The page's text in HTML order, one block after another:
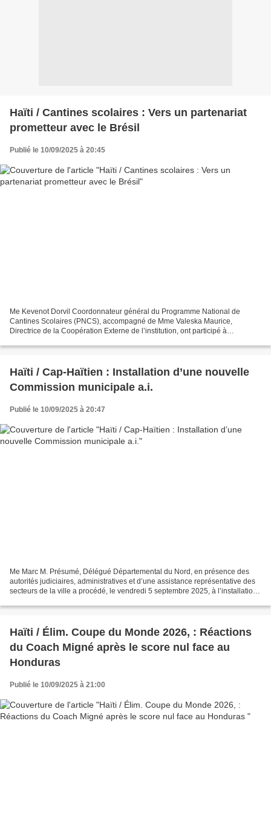
Haïti / Cantines scolaires : Vers un partenariat
prometteur avec le Brésil
Publié le 10/09/2025 à 20:45
Me Kevenot Dorvil Coordonnateur général du Programme National de
Cantines Scolaires (PNCS), accompagné de Mme Valeska Maurice,
Directrice de la Coopération Externe de l’institution, ont participé à
Haïti / Cap-Haïtien : Installation d’une nouvelle
Commission municipale a.i.
Publié le 10/09/2025 à 20:47
Me Marc M. Présumé, Délégué Départemental du Nord, en présence des
autorités judiciaires, administratives et d’une assistance représentative des
secteurs de la ville a procédé, le vendredi 5 septembre 2025, à l’installation
Haïti / Élim. Coupe du Monde 2026, : Réactions
du Coach Migné après le score nul face au
Honduras
Publié le 10/09/2025 à 21:00